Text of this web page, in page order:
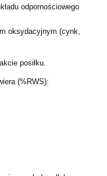
odpornościowego
oksydacyjnym (cynk,
posiłku.
(%RWS):